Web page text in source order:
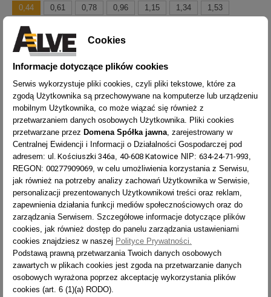
0,44 0,61 0,78 0,96 1,15 1,34 1,53
h - Wysokość podestu [m]
0,35 0,56 0,78 0,99
R - Liczba stopni/szczebli
2x2 2x3 2x4 2x5 2x6 2x7 2x8
X - Maksymalny zasięg pracy [m]
2,3 2,5 2,7 2,9 3,1 3,2 3,4
OPIS
JAK CZYTAĆ WYMIARY DRABINY?
JAK BEZPIECZNIE UŻYWAĆ DRABINY?
TYP
LICZBA
STOPNI
ZASIĘG
PRACY
CIĘŻAR
TYP 1962
Cookies
Informacje dotyczące plików cookies
Serwis wykorzystuje pliki cookies, czyli pliki tekstowe, które za
zgodą Użytkownika są przechowywane na komputerze lub urządzeniu
mobilnym Użytkownika, co może wiązać się również z
przetwarzaniem danych osobowych Użytkownika. Pliki cookies
przetwarzane przez Domena Spółka jawna, zarejestrowany w
Centralnej Ewidencji i Informacji o Działalności Gospodarczej pod
adresem: ul. Kościuszki 346a, 40-608 Katowice NIP: 634-24-71-993,
REGON: 00277909069, w celu umożliwienia korzystania z Serwisu,
jak również na potrzeby analizy zachowań Użytkownika w Serwisie,
personalizacji prezentowanych Użytkownikowi treści oraz reklam,
zapewnienia działania funkcji mediów społecznościowych oraz do
zarządzania Serwisem. Szczegółowe informacje dotyczące plików
cookies, jak również dostęp do panelu zarządzania ustawieniami
cookies znajdziesz w naszej Polityce Prywatności.
Podstawą prawną przetwarzania Twoich danych osobowych
zawartych w plikach cookies jest zgoda na przetwarzanie danych
osobowych wyrażona poprzez akceptację wykorzystania plików
cookies (art. 6 (1)(a) RODO).